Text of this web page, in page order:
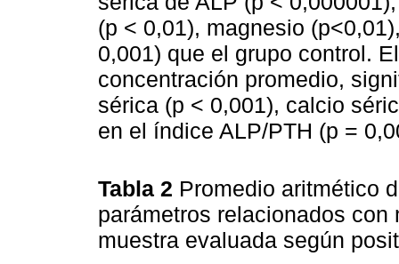
(p < 0,01), magnesio
0,001) que el grupo control.
concentración promedio,
sérica (p < 0,001), calcio
en el índice ALP/PTH (p =
Tabla 2 Promedio aritmético
parámetros relacionados
muestra evaluada según